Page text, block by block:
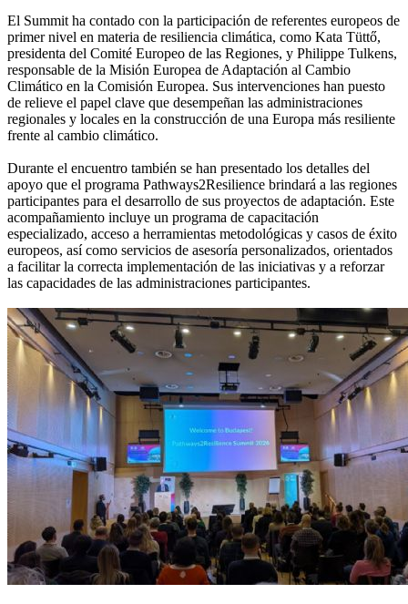
El Summit ha contado con la participación de referentes europeos de
primer nivel en materia de resiliencia climática, como Kata Tüttő,
presidenta del Comité Europeo de las Regiones, y Philippe Tulkens,
responsable de la Misión Europea de Adaptación al Cambio
Climático en la Comisión Europea. Sus intervenciones han puesto
de relieve el papel clave que desempeñan las administraciones
regionales y locales en la construcción de una Europa más resiliente
frente al cambio climático.
Durante el encuentro también se han presentado los detalles del
apoyo que el programa Pathways2Resilience brindará a las regiones
participantes para el desarrollo de sus proyectos de adaptación. Este
acompañamiento incluye un programa de capacitación
especializado, acceso a herramientas metodológicas y casos de éxito
europeos, así como servicios de asesoría personalizados, orientados
a facilitar la correcta implementación de las iniciativas y a reforzar
las capacidades de las administraciones participantes.